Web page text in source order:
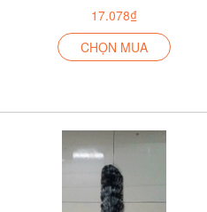
17.078₫
CHỌN MUA